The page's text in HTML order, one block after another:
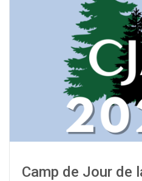
Camp de Jour de